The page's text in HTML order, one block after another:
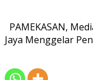
PAMEKASAN,
Jaya Menggelar